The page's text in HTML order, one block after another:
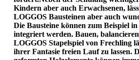
Kindern aber auch Erwachsenen,
LOGGOS Bausteinen aber auch
Die Bausteine können zum Beispiel
integriert werden. Bauen,
LOGGOS Stapelspiel von Frechling
ihrer Fantasie freien Lauf zu lassen.